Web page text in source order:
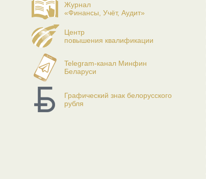
Журнал
«Финансы, Учёт, Аудит»
Центр
повышения квалификации
Telegram-канал Минфин
Беларуси
Графический знак белорусского
рубля